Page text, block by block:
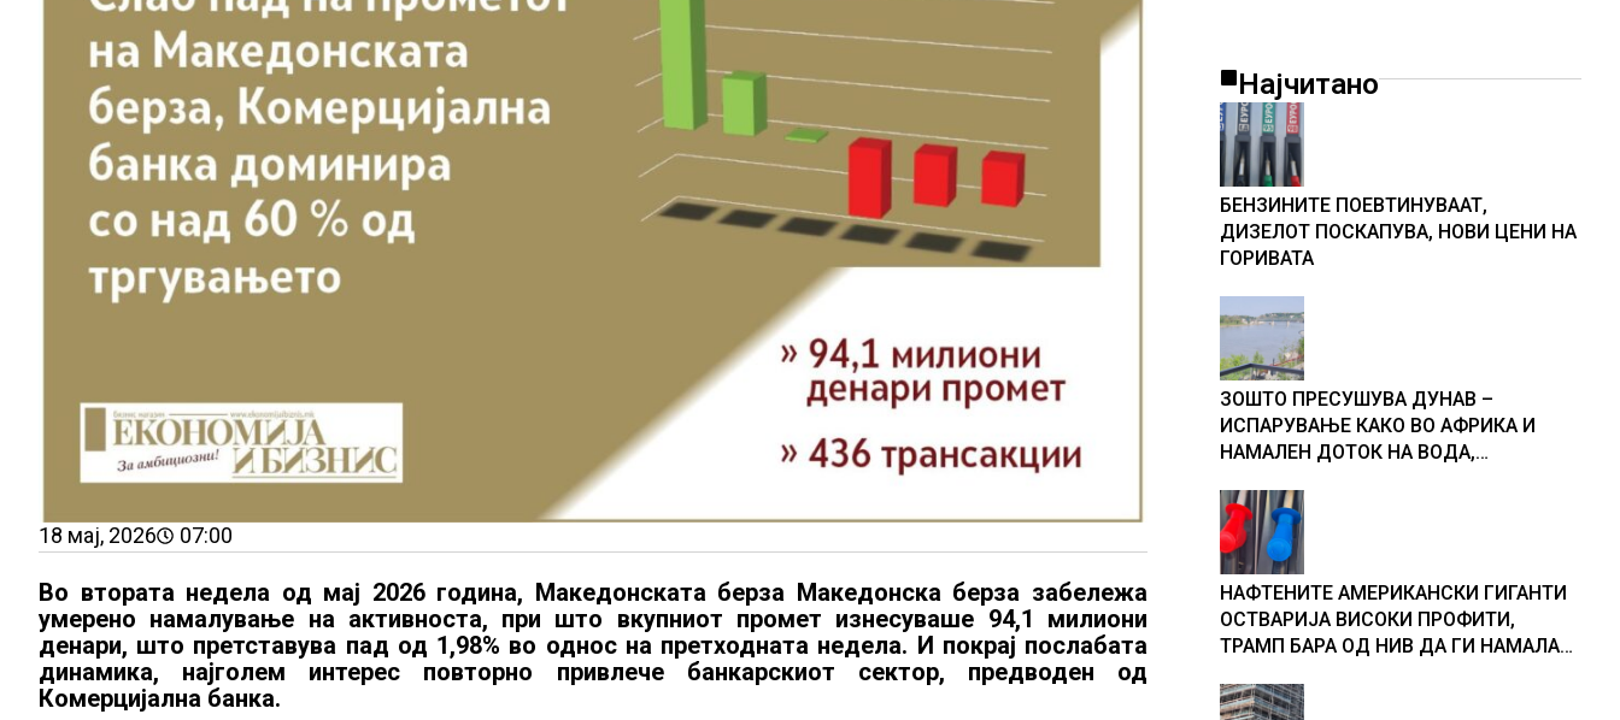
18 мај, 2026 07:00
Во втората недела од мај 2026 година, Македонската берза Македонска берза забележа
умерено намалување на активноста, при што вкупниот промет изнесуваше 94,1 милиони
денари, што претставува пад од 1,98% во однос на претходната недела. И покрај послабата
динамика, најголем интерес повторно привлече банкарскиот сектор, предводен од
Комерцијална банка.
Најчитано
БЕНЗИНИТЕ ПОЕВТИНУВААТ,
ДИЗЕЛОТ ПОСКАПУВА, НОВИ ЦЕНИ НА
ГОРИВАТА
ЗОШТО ПРЕСУШУВА ДУНАВ –
ИСПАРУВАЊЕ КАКО ВО АФРИКА И
НАМАЛЕН ДОТОК НА ВОДА,
Србија
НАФТЕНИТЕ АМЕРИКАНСКИ ГИГАНТИ
ОСТВАРИЈА ВИСОКИ ПРОФИТИ,
ТРАМП БАРА ОД НИВ ДА ГИ НАМАЛАТ